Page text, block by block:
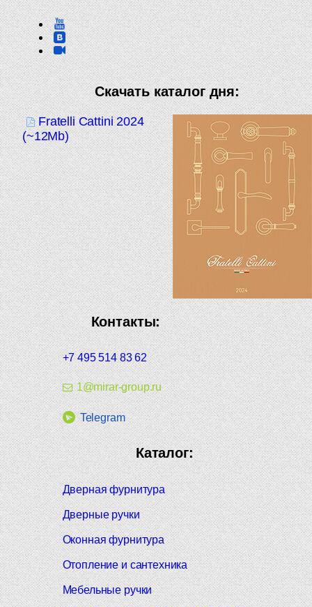
Скачать каталог дня:
Fratelli Cattini 2024
(~12Mb)
Контакты:
+7 495 514 83 62
1@mirar-group.ru
Telegram
Каталог:
Дверная фурнитура
Дверные ручки
Оконная фурнитура
Отопление и сантехника
Мебельные ручки